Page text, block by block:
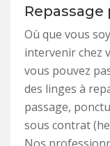
Repassage
Où que vous
intervenir chez
vous pouvez
des linges à
passage,
sous contrat